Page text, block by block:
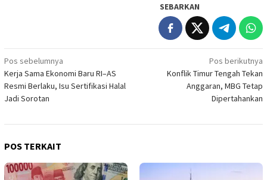
SEBARKAN
Navigasi
pos
Pos sebelumnya
Kerja Sama Ekonomi Baru RI–AS
Resmi Berlaku, Isu Sertifikasi Halal
Jadi Sorotan
Pos berikutnya
Konflik Timur Tengah Tekan
Anggaran, MBG Tetap
Dipertahankan
POS TERKAIT